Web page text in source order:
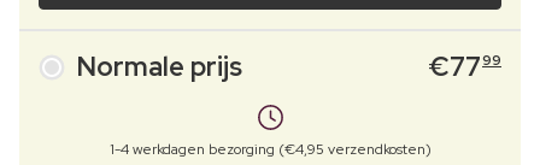
Normale prijs €7799
1-4 werkdagen bezorging (€4,95 verzendkosten)